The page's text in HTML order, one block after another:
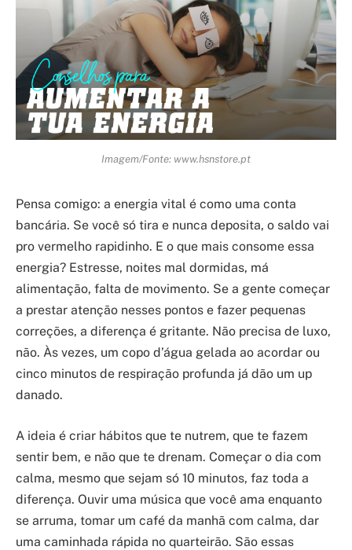
Imagem/Fonte: www.hsnstore.pt
Pensa comigo: a energia vital é como uma conta
bancária. Se você só tira e nunca deposita, o saldo vai
pro vermelho rapidinho. E o que mais consome essa
energia? Estresse, noites mal dormidas, má
alimentação, falta de movimento. Se a gente começar
a prestar atenção nesses pontos e fazer pequenas
correções, a diferença é gritante. Não precisa de luxo,
não. Às vezes, um copo d’água gelada ao acordar ou
cinco minutos de respiração profunda já dão um up
danado.
A ideia é criar hábitos que te nutrem, que te fazem
sentir bem, e não que te drenam. Começar o dia com
calma, mesmo que sejam só 10 minutos, faz toda a
diferença. Ouvir uma música que você ama enquanto
se arruma, tomar um café da manhã com calma, dar
uma caminhada rápida no quarteirão. São essas